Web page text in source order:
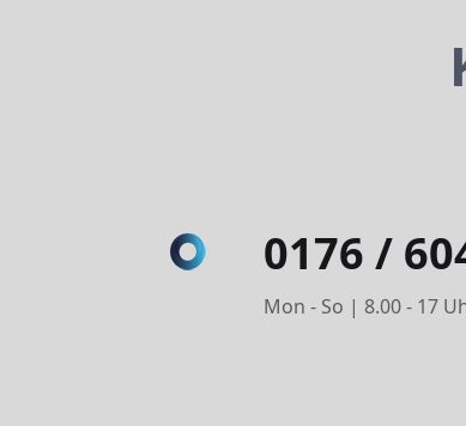
0176 /
Mon - So | 8.00 - 17